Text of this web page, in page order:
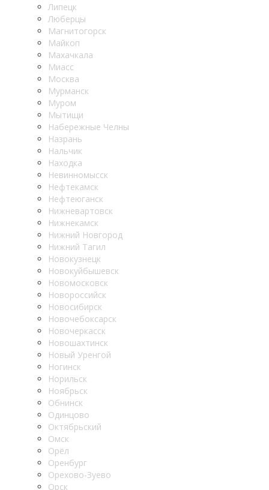
Липецк
Люберцы
Магнитогорск
Майкоп
Махачкала
Миасс
Москва
Мурманск
Муром
Мытищи
Набережные Челны
Назрань
Нальчик
Находка
Невинномысск
Нефтекамск
Нефтеюганск
Нижневартовск
Нижнекамск
Нижний Новгород
Нижний Тагил
Новокузнецк
Новокуйбышевск
Новомосковск
Новороссийск
Новосибирск
Новочебоксарск
Новочеркасск
Новошахтинск
Новый Уренгой
Ногинск
Норильск
Ноябрьск
Обнинск
Одинцово
Октябрьский
Омск
Орёл
Оренбург
Орехово-Зуево
Орск